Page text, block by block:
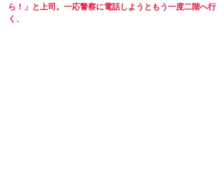
ら！」と上司。一応警察に電話しようともう一度二階へ行
く、